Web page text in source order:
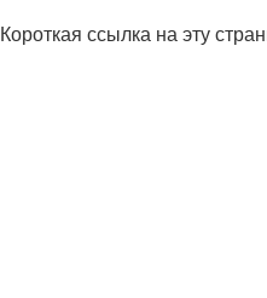
Короткая ссылка на эту